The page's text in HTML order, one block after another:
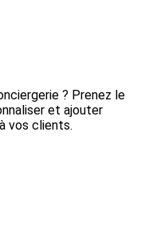
? Prenez le
et ajouter
vos clients.